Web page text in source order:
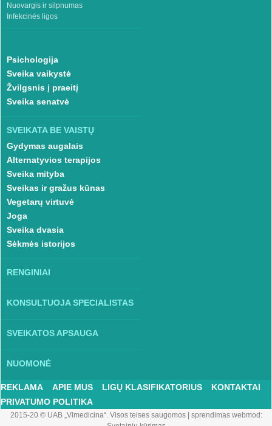
Nuovargis ir silpnumas
Infekcinės ligos
Psichologija
Sveika vaikystė
Žvilgsnis į praeitį
Sveika senatvė
SVEIKATA BE VAISTŲ
Gydymas augalais
Alternatyvios terapijos
Sveika mityba
Sveikas ir gražus kūnas
Vegetarų virtuvė
Joga
Sveika dvasia
Sėkmės istorijos
RENGINIAI
KONSULTUOJA SPECIALISTAS
SVEIKATOS APSAUGA
NUOMONĖ
REKLAMA APIE MUS LIGŲ KLASIFIKATORIUS
KONTAKTAI
PRIVATUMO POLITIKA
2015-20 © UAB „Vlmedicina“. Visos teises saugomos| sprendimas webmod: